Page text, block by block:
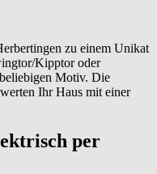
zu einem Unikat
Kipptor oder
Motiv. Die
Ihr Haus mit einer
per